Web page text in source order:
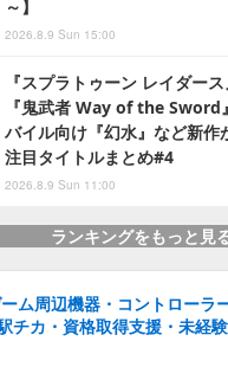
～】
2026.8.9 Sun 15:00
『スプラトゥーン レイダー
『鬼武者 Way of the Sword
バイル向け『幻水』など新作
注目タイトルまとめ#4
2026.8.9 Sun 11:00
ランキングをもっと見
ーム周辺機器・コントローラ
チカ・資格取得支援・未経